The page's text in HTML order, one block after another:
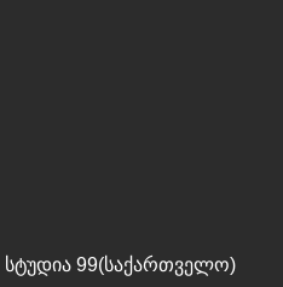
სტუდია 99(საქართველო)